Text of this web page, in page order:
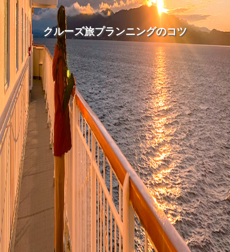
クルーズ旅プランニングのコツ